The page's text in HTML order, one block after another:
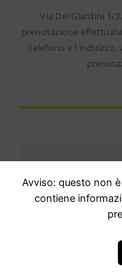
Via Dei Giardini 1/
prenotazione
telefono e l indirizzo,
Avviso: questo non
contiene